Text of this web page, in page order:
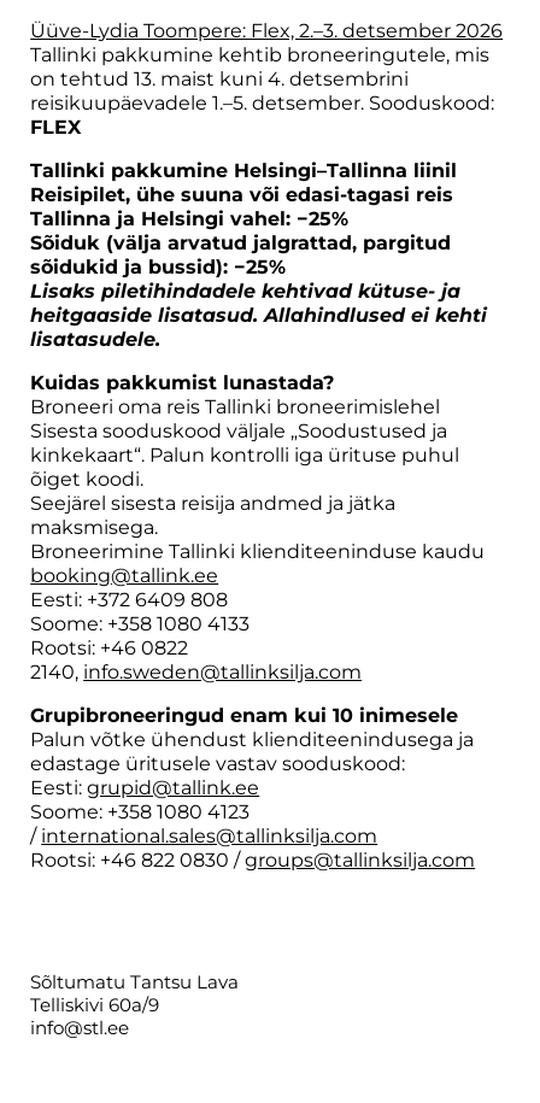
Üüve-Lydia Toompere: Flex, 2.–3. detsember 2026
Tallinki pakkumine kehtib broneeringutele, mis
on tehtud 13. maist kuni 4. detsembrini
reisikuupäevadele 1.–5. detsember. Sooduskood:
FLEX
Tallinki pakkumine Helsingi–Tallinna liinil
Reisipilet, ühe suuna või edasi-tagasi reis
Tallinna ja Helsingi vahel: −25%
Sõiduk (välja arvatud jalgrattad, pargitud
sõidukid ja bussid): −25%
Lisaks piletihindadele kehtivad kütuse- ja
heitgaaside lisatasud. Allahindlused ei kehti
lisatasudele.
Kuidas pakkumist lunastada?
Broneeri oma reis Tallinki broneerimislehel
Sisesta sooduskood väljale „Soodustused ja
kinkekaart“. Palun kontrolli iga ürituse puhul
õiget koodi.
Seejärel sisesta reisija andmed ja jätka
maksmisega.
Broneerimine Tallinki klienditeeninduse kaudu
booking@tallink.ee
Eesti: +372 6409 808
Soome: +358 1080 4133
Rootsi: +46 0822
2140, info.sweden@tallinksilja.com
Grupibroneeringud enam kui 10 inimesele
Palun võtke ühendust klienditeenindusega ja
edastage üritusele vastav sooduskood:
Eesti:grupid@tallink.ee
Soome: +358 1080 4123
/ international.sales@tallinksilja.com
Rootsi: +46 822 0830 /groups@tallinksilja.com
Sõltumatu Tantsu Lava
Telliskivi 60a/9
info@stl.ee